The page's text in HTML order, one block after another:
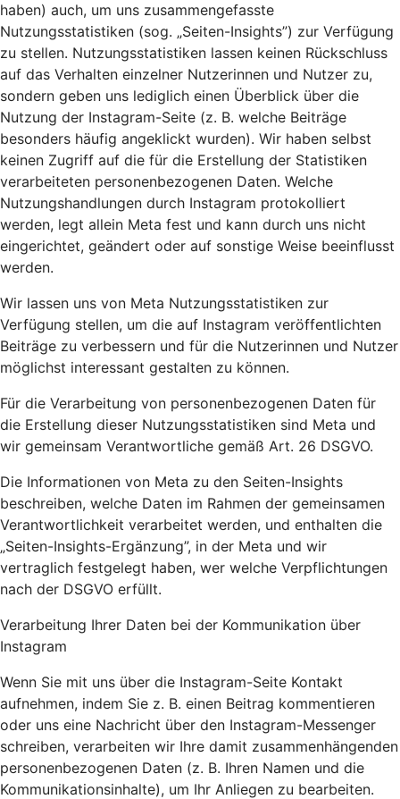
haben) auch, um uns zusammengefasste
Nutzungsstatistiken (sog. „Seiten-Insights”) zur Verfügung
zu stellen. Nutzungsstatistiken lassen keinen Rückschluss
auf das Verhalten einzelner Nutzerinnen und Nutzer zu,
sondern geben uns lediglich einen Überblick über die
Nutzung der Instagram-Seite (z. B. welche Beiträge
besonders häufig angeklickt wurden). Wir haben selbst
keinen Zugriff auf die für die Erstellung der Statistiken
verarbeiteten personenbezogenen Daten. Welche
Nutzungshandlungen durch Instagram protokolliert
werden, legt allein Meta fest und kann durch uns nicht
eingerichtet, geändert oder auf sonstige Weise beeinflusst
werden.
Wir lassen uns von Meta Nutzungsstatistiken zur
Verfügung stellen, um die auf Instagram veröffentlichten
Beiträge zu verbessern und für die Nutzerinnen und Nutzer
möglichst interessant gestalten zu können.
Für die Verarbeitung von personenbezogenen Daten für
die Erstellung dieser Nutzungsstatistiken sind Meta und
wir gemeinsam Verantwortliche gemäß Art. 26 DSGVO.
Die Informationen von Meta zu den Seiten-Insights
beschreiben, welche Daten im Rahmen der gemeinsamen
Verantwortlichkeit verarbeitet werden, und enthalten die
„Seiten-Insights-Ergänzung”, in der Meta und wir
vertraglich festgelegt haben, wer welche Verpflichtungen
nach der DSGVO erfüllt.
Verarbeitung Ihrer Daten bei der Kommunikation über
Instagram
Wenn Sie mit uns über die Instagram-Seite Kontakt
aufnehmen, indem Sie z. B. einen Beitrag kommentieren
oder uns eine Nachricht über den Instagram-Messenger
schreiben, verarbeiten wir Ihre damit zusammenhängenden
personenbezogenen Daten (z. B. Ihren Namen und die
Kommunikationsinhalte), um Ihr Anliegen zu bearbeiten.